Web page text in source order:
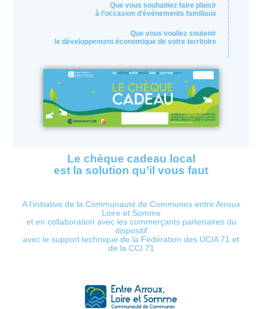
Que vous souhaitiez faire plaisir
à l’occasion d’événements familiaux
Que vous vouliez soutenir
le développement économique de votre territoire
Le chèque cadeau local
est la solution qu’il vous faut
A l’initiative de la Communauté de Communes entre Arroux
Loire et Somme
et en collaboration avec les commerçants partenaires du
dispositif
avec le support technique de la Fédération des UCIA 71 et
de la CCI 71